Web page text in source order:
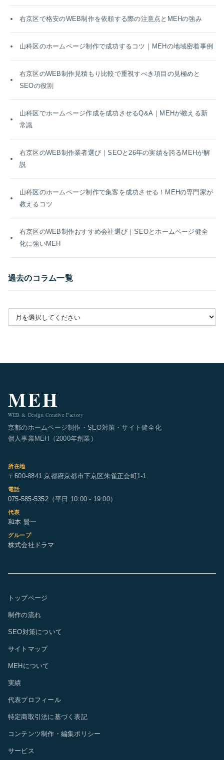
右京区で格安のWEB制作を依頼する際の注意点とMEHの強み
山科区のホームページ制作で成功するコツ｜MEHの地域密着事例
右京区のWEB制作見積もり比較で重視すべき項目の見極めと
SEOの役割
山科区でホームページ作成を成功させるQ&A｜MEHが教える新
常識
右京区のWEB制作業者選び｜SEOと26年の実績を誇るMEHが解
説
山科区のホームページ制作で集客を成功させる！MEHの専門家が
教えるコツ
右京区のWEB制作おすすめ会社選び｜SEOとホームページ健全
化に強いMEH
過去のコラム一覧
月別アーカイブを選択
MEH
WEB & Design Creative Factory
京都のホームページ制作・SEO対策・サイト健全化
個人事業MEH（2000年創業）
所在地
〒600-8841 京都府京都市下京区朱雀正会町1-1
電話
075-585-5352（平日 10:00 - 19:00）
代表
和本 賢一
グループ
株式会社ドラマ
トップページ
制作の流れ
SEO対策について
サイトマップ
MEHについて
実績
代表プロフィール
特定商取引法に基づく表記
コンテンツ制作・編集ポリシー
サービス